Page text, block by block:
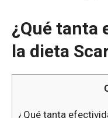
¿Qué tanta
la dieta
¿Qué tanta